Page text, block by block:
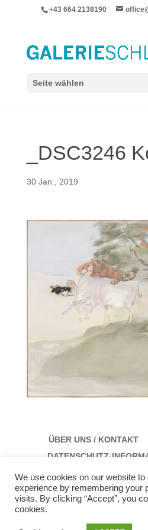
+43 664 2138190
Seite wählen
_DSC3246
30 Jan., 2019
ÜBER UNS / KONTAKT
DATENSCHUTZ-
Öffungszeiten: Sonntag:
We use cookies on our website
experience by remembering your
visits. By clicking “Accept”, you
cookies.